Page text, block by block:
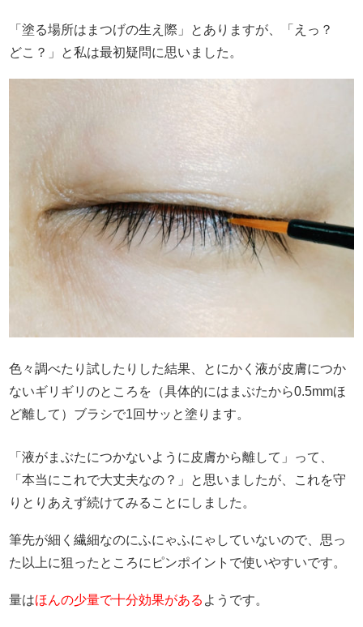
「塗る場所はまつげの生え際」とありますが、「えっ？
どこ？」と私は最初疑問に思いました。
色々調べたり試したりした結果、とにかく液が皮膚につか
ないギリギリのところを（具体的にはまぶたから0.5mmほ
ど離して）ブラシで1回サッと塗ります。
「液がまぶたにつかないように皮膚から離して」って、
「本当にこれで大丈夫なの？」と思いましたが、これを守
りとりあえず続けてみることにしました。
筆先が細く繊細なのにふにゃふにゃしていないので、思っ
た以上に狙ったところにピンポイントで使いやすいです。
量はほんの少量で十分効果がある ようです。